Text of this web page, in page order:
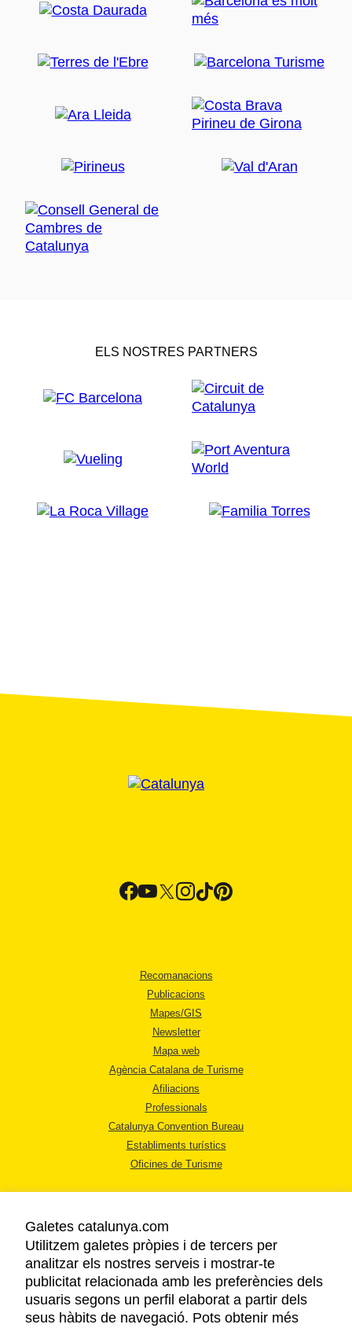
ELS NOSTRES PARTNERS
Recomanacions
Publicacions
Mapes/GIS
Newsletter
Mapa web
Agència Catalana de Turisme
Afiliacions
Professionals
Catalunya Convention Bureau
Establiments turístics
Oficines de Turisme
AVÍS LEGAL
POLÍTICA DE PRIVACITAT
COOKIES
Galetes catalunya.com
Utilitzem galetes pròpies i de tercers per
analitzar els nostres serveis i mostrar-te
publicitat relacionada amb les preferències dels
usuaris segons un perfil elaborat a partir dels
seus hàbits de navegació. Pots obtenir més